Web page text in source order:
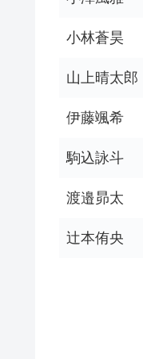
小林蒼昊
山上晴太郎
伊藤颯希
駒込詠斗
渡邉昴太
辻本侑央